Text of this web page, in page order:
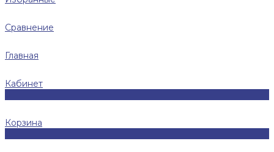
Сравнение
Главная
Кабинет
Корзина